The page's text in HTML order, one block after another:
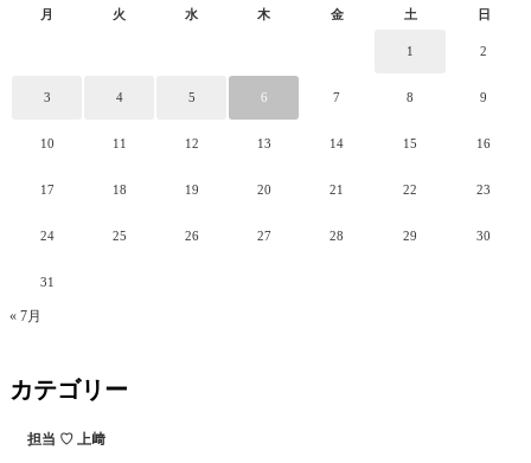
月 火 水 木 金 土 日
1 2
3 4 5 6 7 8 9
10 11 12 13 14 15 16
17 18 19 20 21 22 23
24 25 26 27 28 29 30
31
« 7月
カテゴリー
担当 ♡ 上﨑